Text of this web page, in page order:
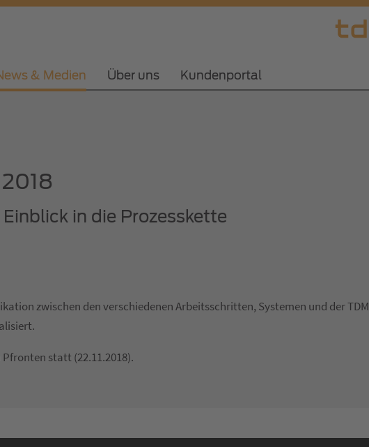
& Medien Über uns Kundenportal
in die Prozesskette
zwischen den verschiedenen Arbeitsschritten, Systemen und der TDM
Pfronten statt (22.11.2018).